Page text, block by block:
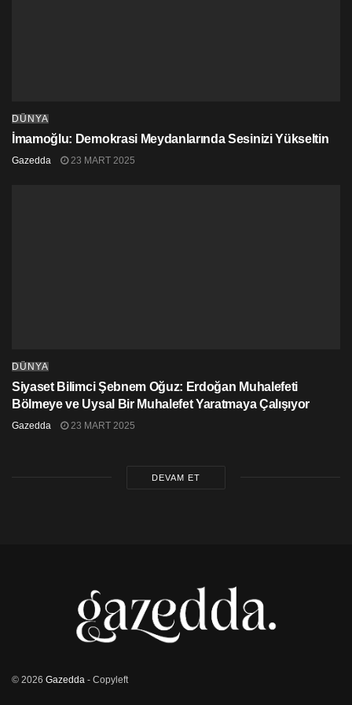
DÜNYA
İmamoğlu: Demokrasi Meydanlarında Sesinizi Yükseltin
Gazedda 23 MART 2025
DÜNYA
Siyaset Bilimci Şebnem Oğuz: Erdoğan Muhalefeti
Bölmeye ve Uysal Bir Muhalefet Yaratmaya Çalışıyor
Gazedda 23 MART 2025
DEVAM ET
© 2026 Gazedda - Copyleft